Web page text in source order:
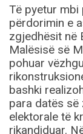
Të pyetur mbi
përdorimin e
zgjedhësit në
Malësisë së
pohuar
bashki
para datës së
elektorale të
rikandiduar.